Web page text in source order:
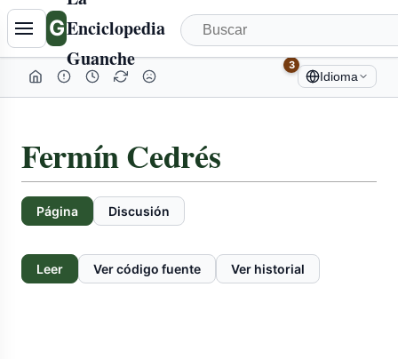
GEnciclopedia
Guanche
3
Idioma
Fermín Cedrés
Página Discusión
Leer Ver código fuente Ver historial